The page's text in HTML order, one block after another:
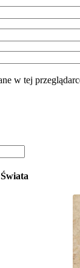
w tej